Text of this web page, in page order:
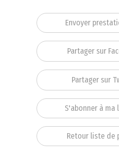
Envoyer
Partager sur
Partager sur
S'abonner à
Retour liste de